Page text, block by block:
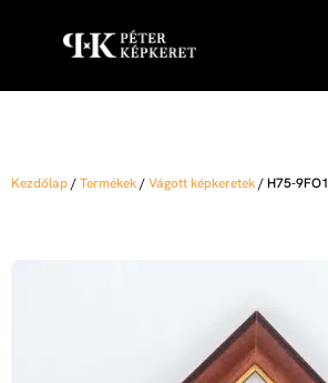
Kezdőlap/Termékek/Vágott képkeretek/H75-9FO1